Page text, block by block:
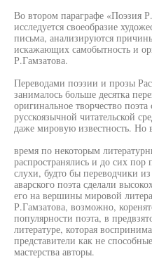
Во втором параграфе «Поэзия
исследуется своеобразие
письма, анализируются
искажающих самобытность и
Р.Гамзатова.
Переводами поэзии и прозы
занималось больше десятка
оригинальное творчество
русскоязычной читательской
даже мировую известность. Но
время по некоторым
распространялись и до сих пор
слухи, будто бы переводчики
аварского поэта сделали
его на вершины мировой
Р.Гамзатова, возможно,
популярности поэта, в
литературе, которая
представители как не
мастерства авторы.